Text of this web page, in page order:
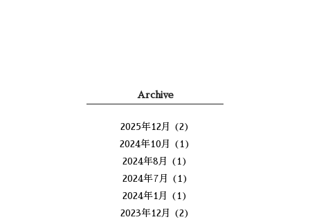
Archive
2025年12月
(2)
2024年10月
(1)
2024年8月
(1)
2024年7月
(1)
2024年1月
(1)
2023年12月
(2)